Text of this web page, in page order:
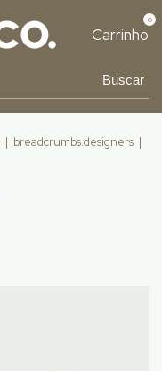
Carrinho
0
Buscar
| breadcrumbs.designers |